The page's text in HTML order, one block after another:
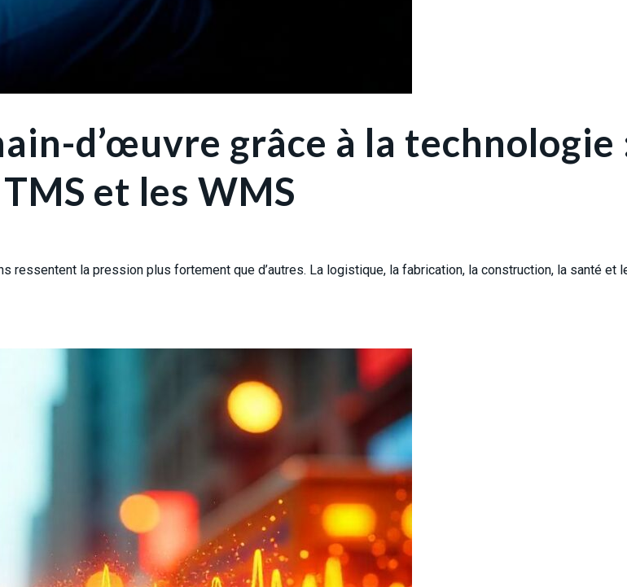
d’œuvre grâce à la technologie
et les WMS
ressentent la pression plus fortement que d’autres. La logistique, la fabrication, la construction, la santé et